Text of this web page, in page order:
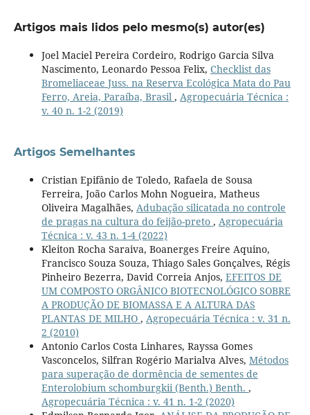
Artigos mais lidos pelo mesmo(s) autor(es)
Joel Maciel Pereira Cordeiro, Rodrigo Garcia Silva
Nascimento, Leonardo Pessoa Felix, Checklist das
Bromeliaceae Juss. na Reserva Ecológica Mata do Pau
Ferro, Areia, Paraíba, Brasil , Agropecuária Técnica :
v. 40 n. 1-2 (2019)
Artigos Semelhantes
Cristian Epifânio de Toledo, Rafaela de Sousa
Ferreira, João Carlos Mohn Nogueira, Matheus
Oliveira Magalhães, Adubação silicatada no controle
de pragas na cultura do feijão-preto , Agropecuária
Técnica : v. 43 n. 1-4 (2022)
Kleiton Rocha Saraiva, Boanerges Freire Aquino,
Francisco Souza Souza, Thiago Sales Gonçalves, Régis
Pinheiro Bezerra, David Correia Anjos, EFEITOS DE
UM COMPOSTO ORGÂNICO BIOTECNOLÓGICO SOBRE
A PRODUÇÃO DE BIOMASSA E A ALTURA DAS
PLANTAS DE MILHO , Agropecuária Técnica : v. 31 n.
2 (2010)
Antonio Carlos Costa Linhares, Rayssa Gomes
Vasconcelos, Silfran Rogério Marialva Alves, Métodos
para superação de dormência de sementes de
Enterolobium schomburgkii (Benth.) Benth. ,
Agropecuária Técnica : v. 41 n. 1-2 (2020)